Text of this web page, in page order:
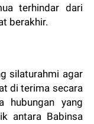
terhindar dari
berakhir.
silaturahmi agar
di terima secara
hubungan yang
antara Babinsa